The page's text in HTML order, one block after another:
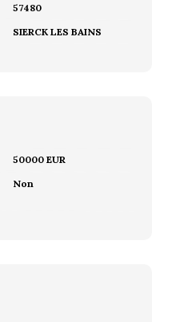
57480
SIERCK LES BAINS
50000 EUR
Non